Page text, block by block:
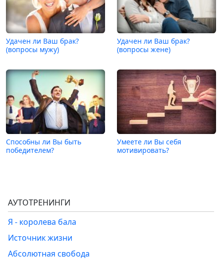
Удачен ли Ваш брак?
(вопросы мужу)
Удачен ли Ваш брак?
(вопросы жене)
Способны ли Вы быть
победителем?
Умеете ли Вы себя
мотивировать?
АУТОТРЕНИНГИ
Я - королева бала
Источник жизни
Абсолютная свобода